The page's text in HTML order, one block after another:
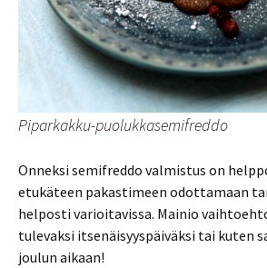
Piparkakku-puolukkasemifreddo
Onneksi semifreddo valmistus on
etukäteen pakastimeen odottamaan
helposti varioitavissa. Mainio
tulevaksi itsenäisyyspäiväksi tai kuten
joulun aikaan!